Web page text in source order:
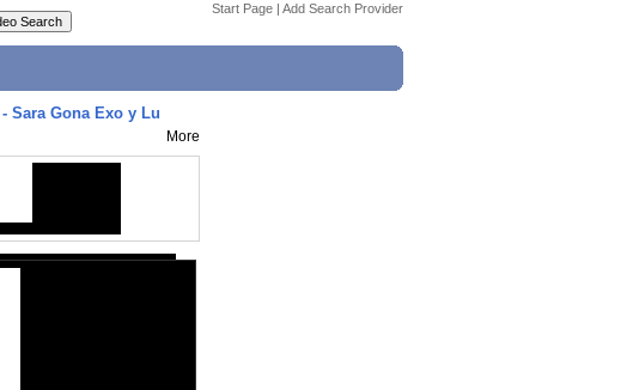
Start Page | Add Search Provider
Sara Gona Exo y Lu
More